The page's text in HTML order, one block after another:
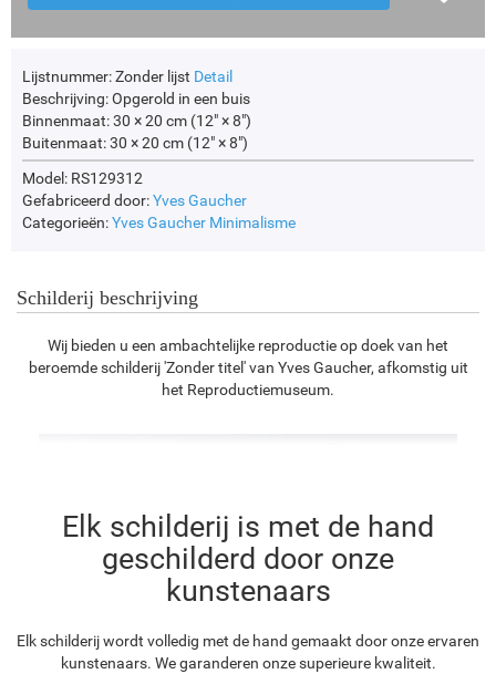
Lijstnummer:Zonder lijst Detail
Beschrijving:Opgerold in een buis
Binnenmaat:30 × 20 cm (12" × 8")
Buitenmaat:30 × 20 cm (12" × 8")
Model: RS129312
Gefabriceerd door:Yves Gaucher
Categorieën:Yves Gaucher Minimalisme
Schilderij beschrijving
Wij bieden u een ambachtelijke reproductie op doek van het
beroemde schilderij 'Zonder titel' van Yves Gaucher, afkomstig uit
het Reproductiemuseum.
Elk schilderij is met de hand
geschilderd door onze
kunstenaars
Elk schilderij wordt volledig met de hand gemaakt door onze ervaren
kunstenaars. We garanderen onze superieure kwaliteit.